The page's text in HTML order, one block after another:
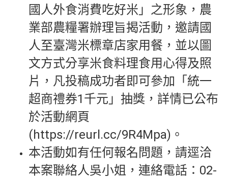
國人外食消費吃好米」之形象，農
業部農糧署辦理旨揭活動，邀請國
人至臺灣米標章店家用餐，並以圖
文方式分享米食料理食用心得及照
片，凡投稿成功者即可參加「統一
超商禮券1千元」抽獎，詳情已公布
於活動網頁
(https://reurl.cc/9R4Mpa)。
本活動如有任何報名問題，請逕洽
本案聯絡人吳小姐，連絡電話：02-